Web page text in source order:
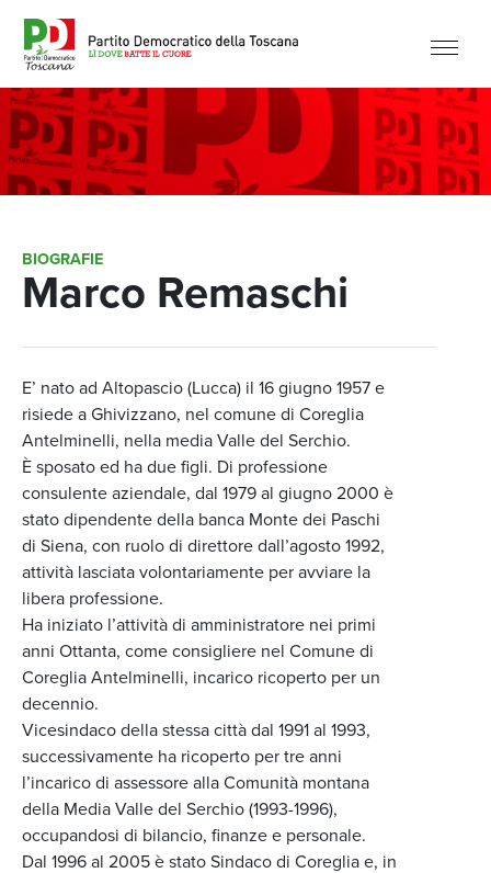
BIOGRAFIE
Marco Remaschi
E’ nato ad Altopascio (Lucca) il 16 giugno 1957 e
risiede a Ghivizzano, nel comune di Coreglia
Antelminelli, nella media Valle del Serchio.
È sposato ed ha due figli. Di professione
consulente aziendale, dal 1979 al giugno 2000 è
stato dipendente della banca Monte dei Paschi
di Siena, con ruolo di direttore dall’agosto 1992,
attività lasciata volontariamente per avviare la
libera professione.
Ha iniziato l’attività di amministratore nei primi
anni Ottanta, come consigliere nel Comune di
Coreglia Antelminelli, incarico ricoperto per un
decennio.
Vicesindaco della stessa città dal 1991 al 1993,
successivamente ha ricoperto per tre anni
l’incarico di assessore alla Comunità montana
della Media Valle del Serchio (1993-1996),
occupandosi di bilancio, finanze e personale.
Dal 1996 al 2005 è stato Sindaco di Coreglia e, in